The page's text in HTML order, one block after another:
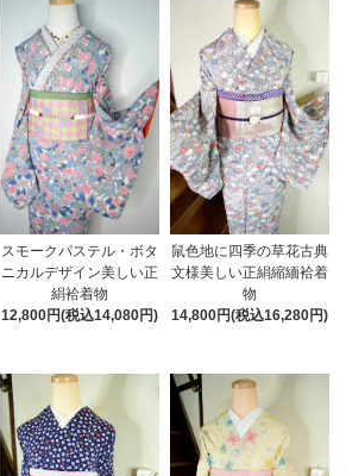
スモークパステル・ボタ
ニカルデザイン美しい正
絹袷着物
12,800円(税込14,080円)
鼠色地に四季の草花古典
文様美しい正絹縮緬袷着
物
14,800円(税込16,280円)